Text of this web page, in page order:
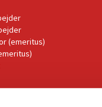
(emeritus)